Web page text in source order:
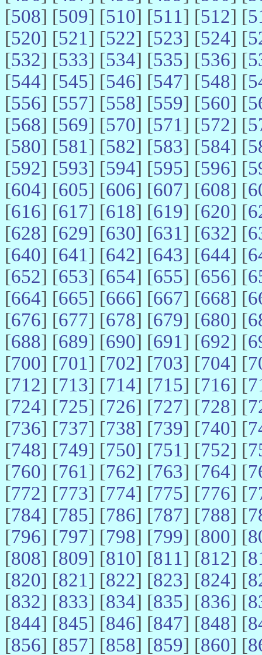
[508] [509] [510] [511] [512] [
[520] [521] [522] [523] [524] [
[532] [533] [534] [535] [536] [
[544] [545] [546] [547] [548] [
[556] [557] [558] [559] [560] [
[568] [569] [570] [571] [572] [
[580] [581] [582] [583] [584] [
[592] [593] [594] [595] [596] [
[604] [605] [606] [607] [608] [
[616] [617] [618] [619] [620] [
[628] [629] [630] [631] [632] [
[640] [641] [642] [643] [644] [
[652] [653] [654] [655] [656] [
[664] [665] [666] [667] [668] [
[676] [677] [678] [679] [680] [
[688] [689] [690] [691] [692] [
[700] [701] [702] [703] [704] [
[712] [713] [714] [715] [716] [
[724] [725] [726] [727] [728] [
[736] [737] [738] [739] [740] [
[748] [749] [750] [751] [752] [
[760] [761] [762] [763] [764] [
[772] [773] [774] [775] [776] [
[784] [785] [786] [787] [788] [
[796] [797] [798] [799] [800] [
[808] [809] [810] [811] [812] [
[820] [821] [822] [823] [824] [
[832] [833] [834] [835] [836] [
[844] [845] [846] [847] [848] [
[856] [857] [858] [859] [860] [